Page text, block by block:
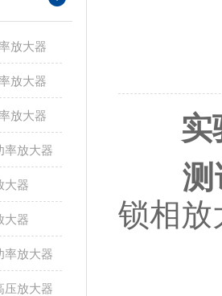
放大器
放大器
放大器
率放大器
大器
大器
率放大器
压放大器
实
测
锁相放